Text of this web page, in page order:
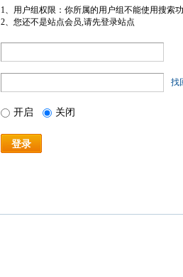
1、用户组权限：你所属的用户组不能使用搜索
2、您还不是站点会员,请先登录站点
找
开启 关闭
登录